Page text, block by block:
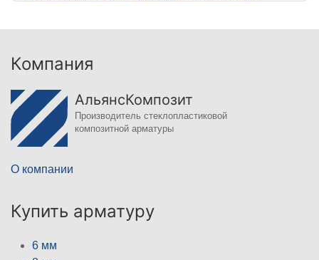
Компания
АльянсКомпозит
Производитель стеклопластиковой
композитной арматуры
О компании
Купить арматуру
6 мм